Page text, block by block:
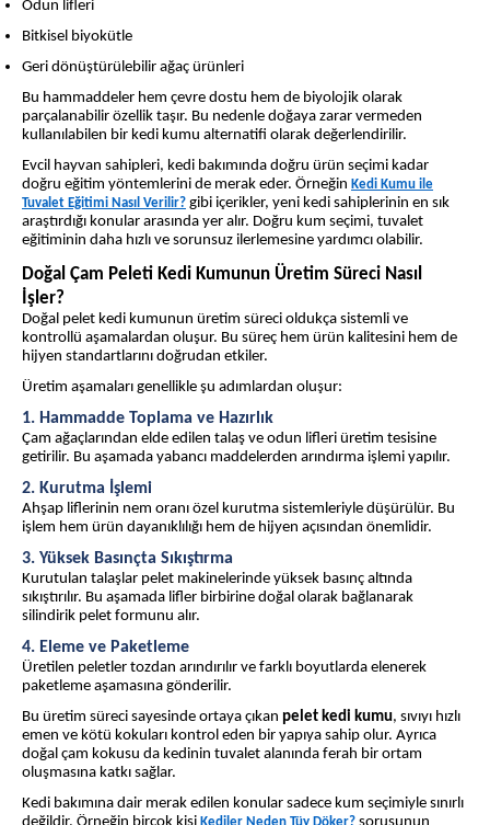
Odun lifleri
Bitkisel biyokütle
Geri dönüştürülebilir ağaç ürünleri
Bu hammaddeler hem çevre dostu hem de biyolojik olarak
parçalanabilir özellik taşır. Bu nedenle doğaya zarar vermeden
kullanılabilen bir kedi kumu alternatifi olarak değerlendirilir.
Evcil hayvan sahipleri, kedi bakımında doğru ürün seçimi kadar
doğru eğitim yöntemlerini de merak eder. Örneğin Kedi Kumu ile
Tuvalet Eğitimi Nasıl Verilir? gibi içerikler, yeni kedi sahiplerinin en sık
araştırdığı konular arasında yer alır. Doğru kum seçimi, tuvalet
eğitiminin daha hızlı ve sorunsuz ilerlemesine yardımcı olabilir.
Doğal Çam Peleti Kedi Kumunun Üretim Süreci Nasıl
İşler?
Doğal pelet kedi kumunun üretim süreci oldukça sistemli ve
kontrollü aşamalardan oluşur. Bu süreç hem ürün kalitesini hem de
hijyen standartlarını doğrudan etkiler.
Üretim aşamaları genellikle şu adımlardan oluşur:
1. Hammadde Toplama ve Hazırlık
Çam ağaçlarından elde edilen talaş ve odun lifleri üretim tesisine
getirilir. Bu aşamada yabancı maddelerden arındırma işlemi yapılır.
2. Kurutma İşlemi
Ahşap liflerinin nem oranı özel kurutma sistemleriyle düşürülür. Bu
işlem hem ürün dayanıklılığı hem de hijyen açısından önemlidir.
3. Yüksek Basınçta Sıkıştırma
Kurutulan talaşlar pelet makinelerinde yüksek basınç altında
sıkıştırılır. Bu aşamada lifler birbirine doğal olarak bağlanarak
silindirik pelet formunu alır.
4. Eleme ve Paketleme
Üretilen peletler tozdan arındırılır ve farklı boyutlarda elenerek
paketleme aşamasına gönderilir.
Bu üretim süreci sayesinde ortaya çıkan pelet kedi kumu, sıvıyı hızlı
emen ve kötü kokuları kontrol eden bir yapıya sahip olur. Ayrıca
doğal çam kokusu da kedinin tuvalet alanında ferah bir ortam
oluşmasına katkı sağlar.
Kedi bakımına dair merak edilen konular sadece kum seçimiyle sınırlı